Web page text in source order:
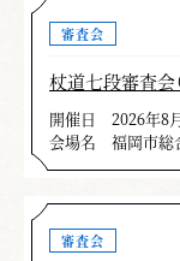
（注）という
この「着眼
（注）」の項
して頂き、具
て寸評とさせ
審査会
杖道七段審査会
開催日
2026年8
会場名
福岡市総
審査会